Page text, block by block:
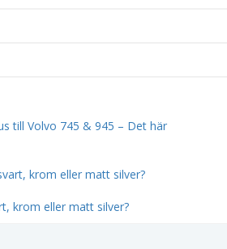
till Volvo 745 & 945 – Det här
krom eller matt silver?
krom eller matt silver?